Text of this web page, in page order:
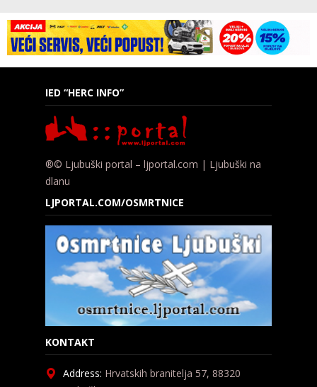
IED “HERC INFO”
®© Ljubuški portal – ljportal.com | Ljubuški na
dlanu
LJPORTAL.COM/OSMRTNICE
KONTAKT
Address: Hrvatskih branitelja 57, 88320